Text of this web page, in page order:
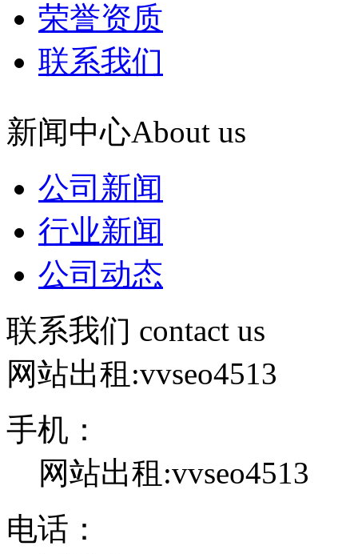
荣誉资质
联系我们
新闻中心About us
公司新闻
行业新闻
公司动态
联系我们 contact us
网站出租:vvseo4513
手机：
网站出租:vvseo4513
电话：